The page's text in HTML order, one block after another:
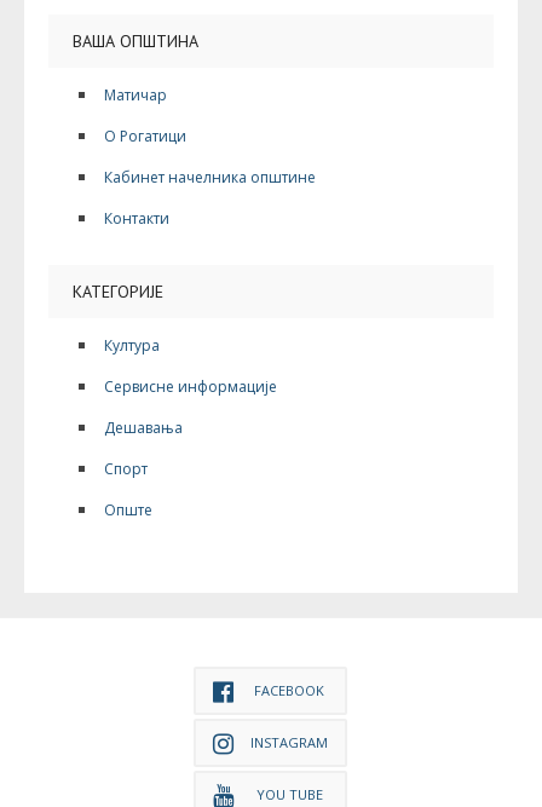
ВАША ОПШТИНА
Матичар
О Рогатици
Кабинет начелника општине
Контакти
КАТЕГОРИЈЕ
Култура
Сервисне информације
Дешавања
Спорт
Опште
FACEBOOK
INSTAGRAM
YOU TUBE